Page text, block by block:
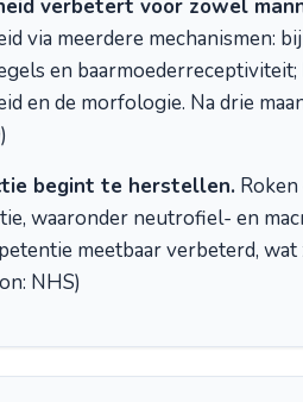
verbetert voor zowel
via meerdere mechanismen:
en
en de morfologie. Na drie
begint te herstellen.
waaronder neutrofiel- en
meetbaar verbeterd,
NHS)